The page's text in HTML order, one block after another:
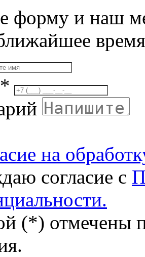
форму и наш
время
*
на
согласие с
(*) отмечены